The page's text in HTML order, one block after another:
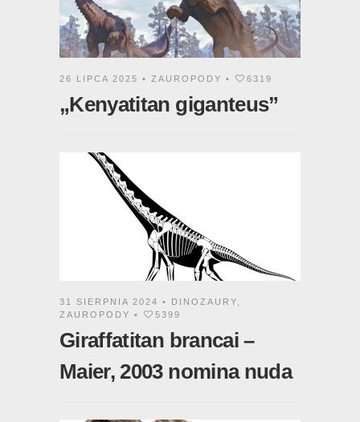
26 LIPCA 2025 • ZAUROPODY • 6319
„Kenyatitan giganteus”
31 SIERPNIA 2024 • DINOZAURY
ZAUROPODY • 5399
Giraffatitan brancai –
Maier, 2003 nomina nuda